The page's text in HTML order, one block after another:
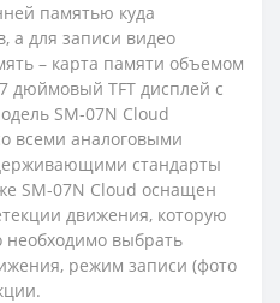
памятью куда
а для записи видео
– карта памяти объемом
дюймовый TFT дисплей с
SM-07N Cloud
всеми аналоговыми
стандарты
SM-07N Cloud оснащен
движения, которую
необходимо выбрать
режим записи (фото